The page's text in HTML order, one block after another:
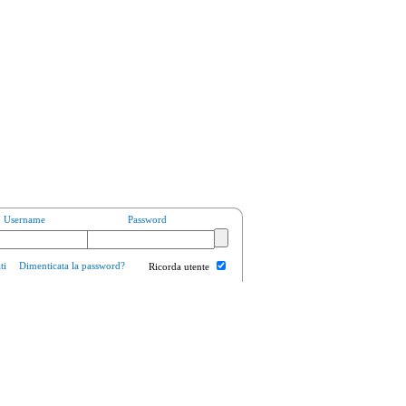
Username Password
Dimenticata la password? Ricorda utente